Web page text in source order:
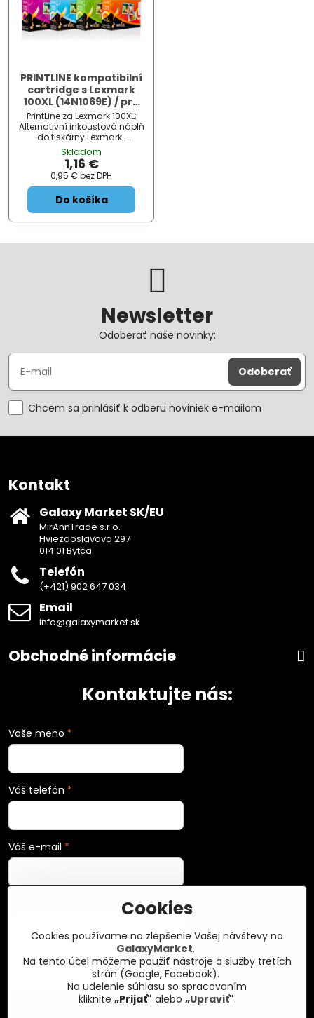
PRINTLINE kompatibilní
cartridge s Lexmark
100XL (14N1069E) / pro
Genesis S815, S816, S305
/ 600 stran, Cyan
PrintLine za Lexmark 100XL;
Alternativní inkoustová náplň
do tiskárny Lexmark .
ZÁKLADNÍ SPECIFIKACE; Pro
tiskárny: Lexmark Genesis
S815, S816, Impact S302, S305,
S308, Interact S6...
Skladom
1,16 €
0,95 € bez DPH
Do košíka
Newsletter
Odoberať naše novinky:
Odoberať
Chcem sa prihlásiť k odberu noviniek e-mailom
Kontakt
Galaxy Market SK/EU
MirAnnTrade s.r.o.
Hviezdoslavova 297
014 01 Bytča
Telefón
(+421) 902 647 034
Email
info@galaxymarket.sk
Obchodné informácie
Kontaktujte nás:
Vaše meno *
Váš telefón *
Váš e-mail *
Cookies
Cookies používame na zlepšenie Vašej návštevy na
GalaxyMarket.
Na tento účel môžeme použiť nástroje a služby tretích
strán (Google, Facebook).
Na udelenie súhlasu so spracovaním
kliknite „Prijať" alebo „Upraviť".